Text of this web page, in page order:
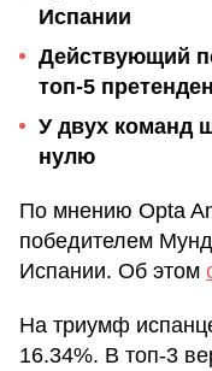
Испании
Действующий
топ-5
У двух команд
нулю
По мнению Opta
победителем
Испании. Об этом
На триумф
16.34%. В топ-3